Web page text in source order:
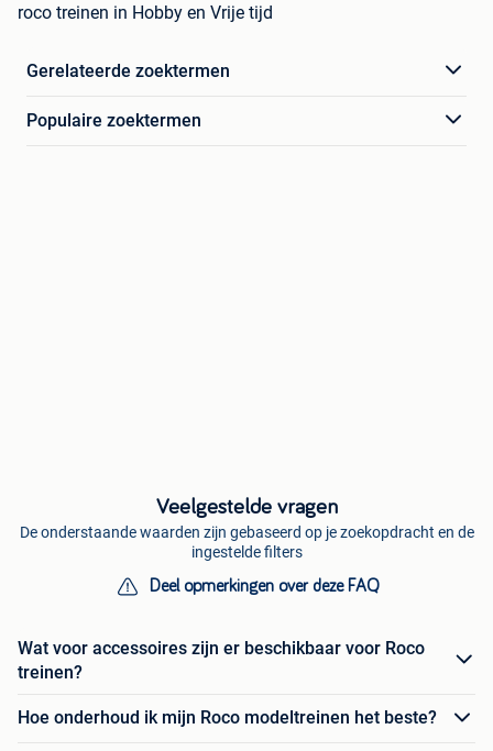
roco treinen in Hobby en Vrije tijd
Gerelateerde zoektermen
Populaire zoektermen
Veelgestelde vragen
De onderstaande waarden zijn gebaseerd op je zoekopdracht en de
ingestelde filters
Deel opmerkingen over deze FAQ
Wat voor accessoires zijn er beschikbaar voor Roco
treinen?
Hoe onderhoud ik mijn Roco modeltreinen het beste?